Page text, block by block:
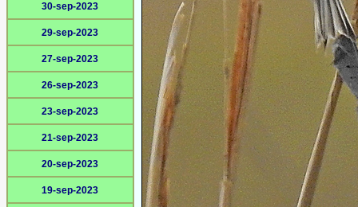
30-sep-2023
29-sep-2023
27-sep-2023
26-sep-2023
23-sep-2023
21-sep-2023
20-sep-2023
19-sep-2023